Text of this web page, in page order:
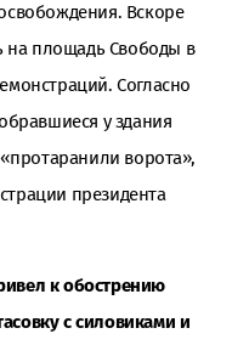
Вскоре
на площадь Свободы в
Согласно
у здания
ворота»,
президента
к обострению
с силовиками и